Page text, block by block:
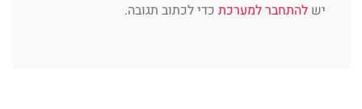
יש להתחבר למערכת כדי לכתוב תגובה.